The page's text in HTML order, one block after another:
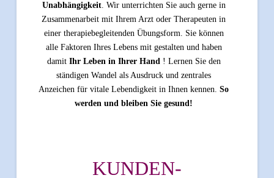
Unabhängigkeit. Wir unterrichten Sie auch gerne in
Zusammenarbeit mit Ihrem Arzt oder Therapeuten in
einer therapiebegleitenden Übungsform. Sie können
alle Faktoren Ihres Lebens mit gestalten und haben
damit Ihr Leben in Ihrer Hand ! Lernen Sie den
ständigen Wandel als Ausdruck und zentrales
Anzeichen für vitale Lebendigkeit in Ihnen kennen.So
werden und bleiben Sie gesund!
KUNDEN-